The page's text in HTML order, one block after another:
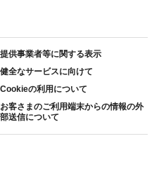
提供事業者等に関する表示
健全なサービスに向けて
Cookieの利用について
お客さまのご利用端末からの情報の外
部送信について